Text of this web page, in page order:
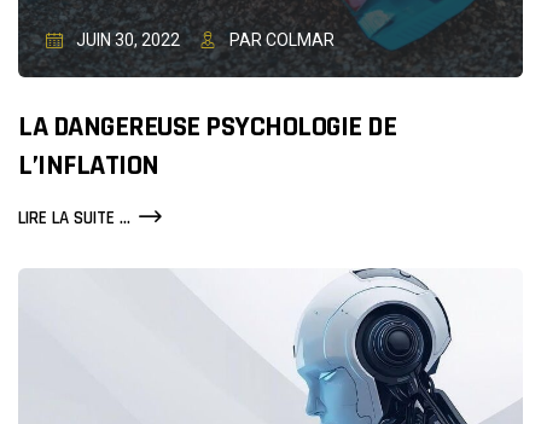
JUIN 30, 2022 PAR COLMAR
LA DANGEREUSE PSYCHOLOGIE DE
L’INFLATION
LIRE LA SUITE ...LA
PSYCHOLOGIE